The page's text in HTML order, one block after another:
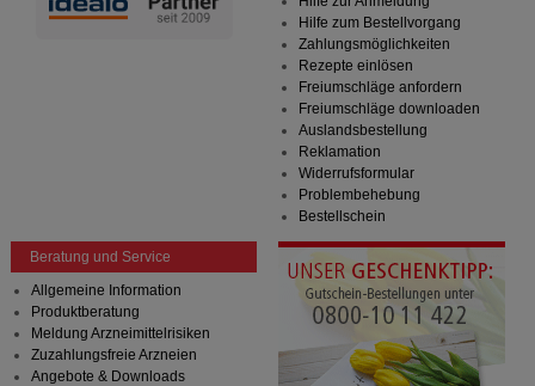
Hilfe zum Bestellvorgang
Zahlungsmöglichkeiten
Rezepte einlösen
Freiumschläge anfordern
Freiumschläge downloaden
Auslandsbestellung
Reklamation
Widerrufsformular
Problembehebung
Bestellschein
Beratung und Service
Allgemeine Information
Produktberatung
Meldung Arzneimittelrisiken
Zuzahlungsfreie Arzneien
Angebote & Downloads